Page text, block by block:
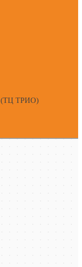
(ТЦ ТРИО)